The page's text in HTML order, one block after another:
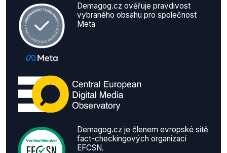
Demagog.cz ověřuje pravdivost
vybraného obsahu pro společnost
Meta
Demagog.cz je členem evropské sítě
fact-checkingových organizací
EFCSN.